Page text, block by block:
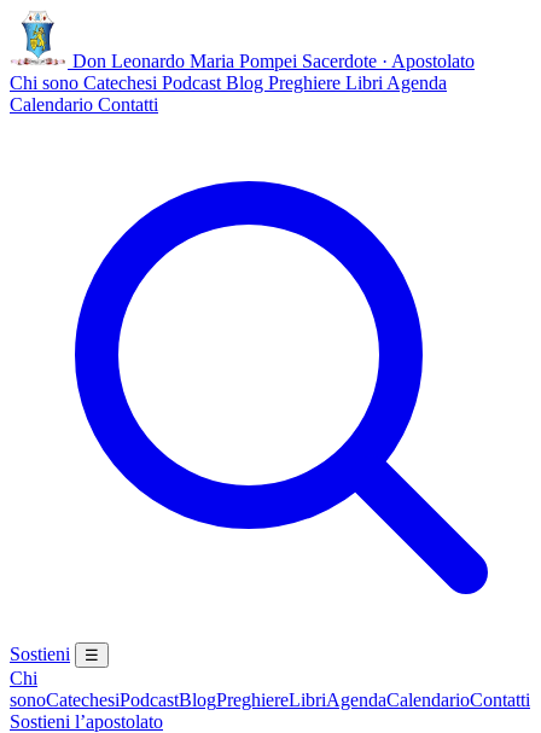
Don Leonardo Maria Pompei Sacerdote · Apostolato
Chi sono Catechesi Podcast Blog Preghiere Libri Agenda
Calendario Contatti
Sostieni ☰
Chi
sonoCatechesiPodcastBlogPreghiereLibriAgendaCalendarioContatti
Sostieni l’apostolato